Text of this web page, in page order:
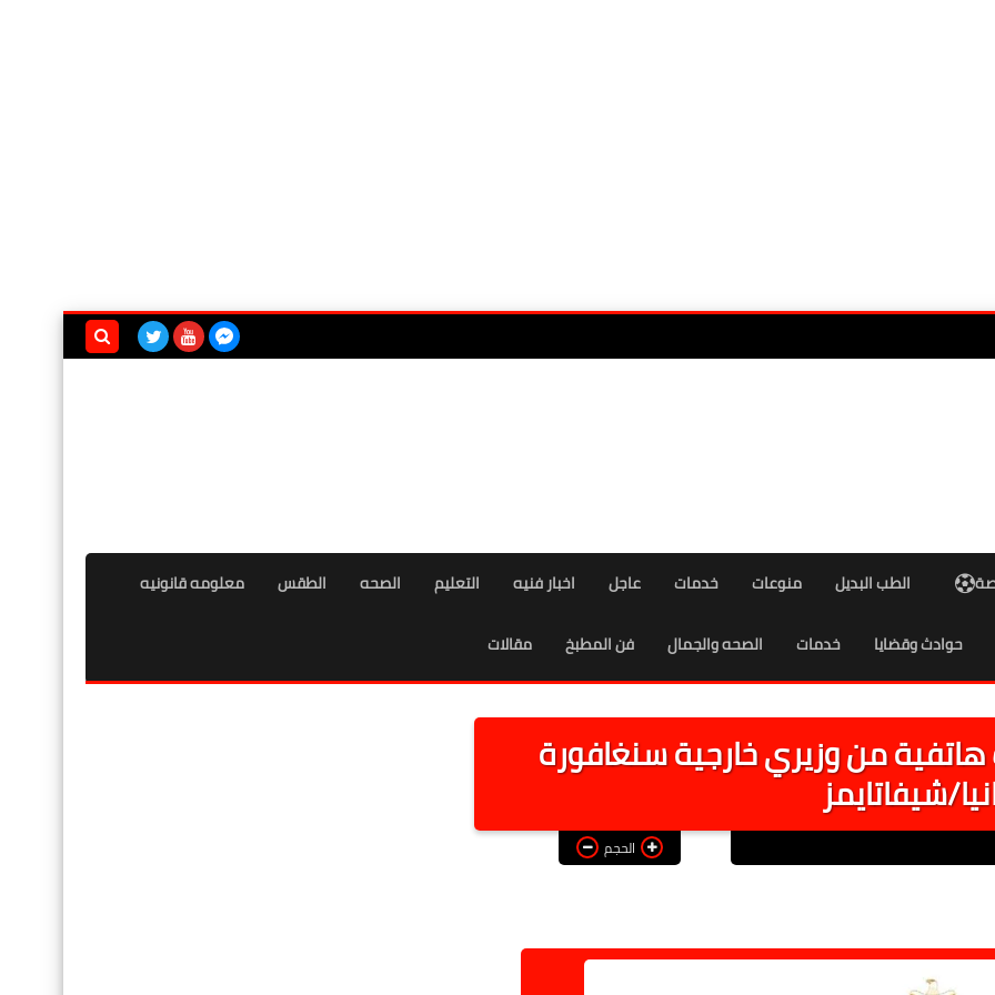
الطب البديل منوعات خدمات عاجل اخبار فنيه التعليم الصحه الطقس معلومه قانونيه
حوادث وقضايا خدمات الصحه والجمال فن المطبخ مقالات
من وزيري خارجية سنغافورة
شيفاتايمز
الحجم